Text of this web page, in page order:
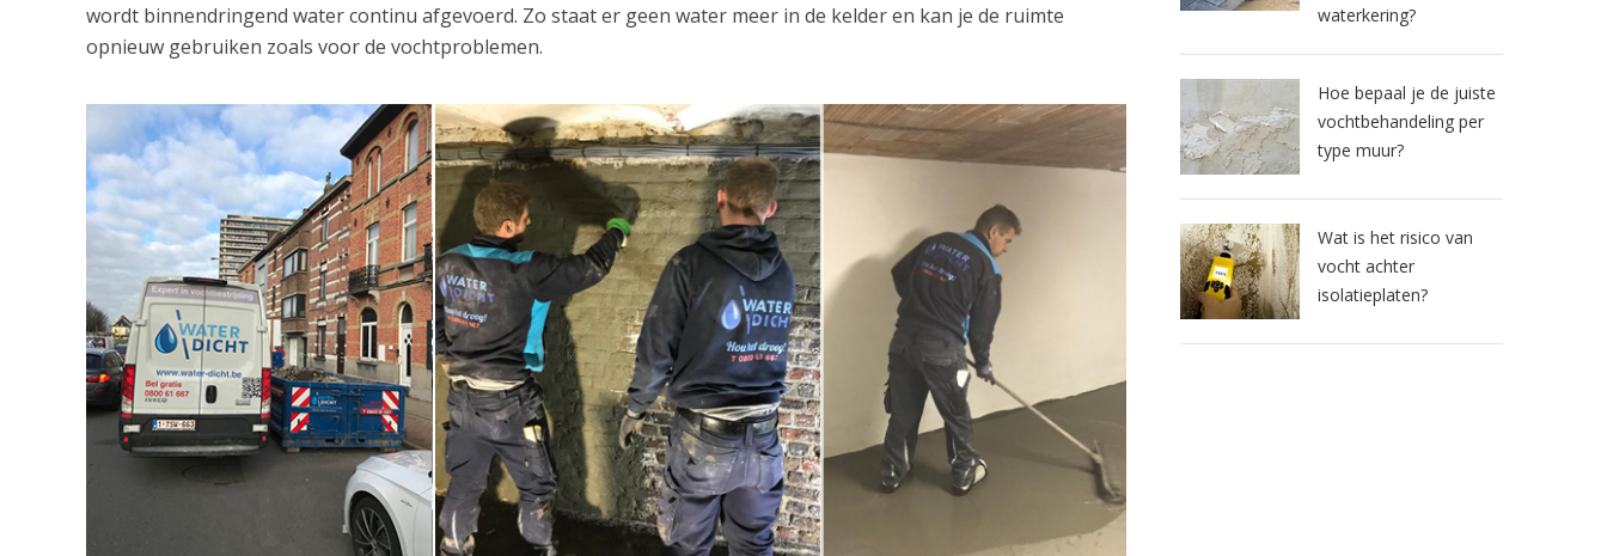
wordt binnendringend water continu afgevoerd. Zo staat er geen water meer in de kelder en kan je de ruimte
opnieuw gebruiken zoals voor de vochtproblemen.
waterkering?
Hoe bepaal je de juiste
vochtbehandeling per
type muur?
Wat is het risico van
vocht achter
isolatieplaten?